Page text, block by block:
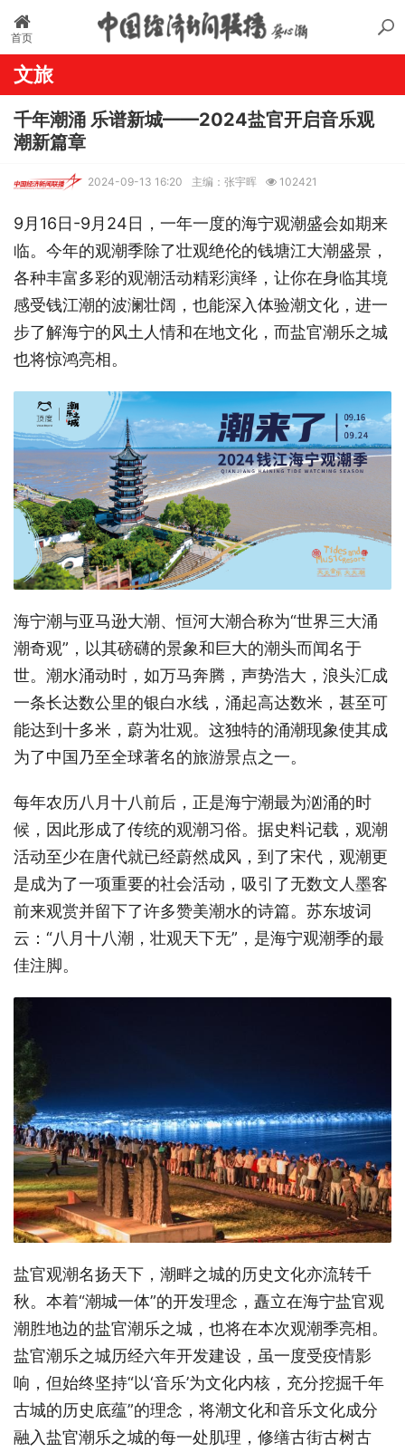
首页
文旅
千年潮涌 乐谱新城——2024盐官开启音乐观
潮新篇章
2024-09-13 16:20 主编：张宇晖 102421
9月16日-9月24日，一年一度的海宁观潮盛会如期来
临。今年的观潮季除了壮观绝伦的钱塘江大潮盛景，
各种丰富多彩的观潮活动精彩演绎，让你在身临其境
感受钱江潮的波澜壮阔，也能深入体验潮文化，进一
步了解海宁的风土人情和在地文化，而盐官潮乐之城
也将惊鸿亮相。
海宁潮与亚马逊大潮、恒河大潮合称为“世界三大涌
潮奇观”，以其磅礴的景象和巨大的潮头而闻名于
世。潮水涌动时，如万马奔腾，声势浩大，浪头汇成
一条长达数公里的银白水线，涌起高达数米，甚至可
能达到十多米，蔚为壮观。这独特的涌潮现象使其成
为了中国乃至全球著名的旅游景点之一。
每年农历八月十八前后，正是海宁潮最为汹涌的时
候，因此形成了传统的观潮习俗。据史料记载，观潮
活动至少在唐代就已经蔚然成风，到了宋代，观潮更
是成为了一项重要的社会活动，吸引了无数文人墨客
前来观赏并留下了许多赞美潮水的诗篇。苏东坡词
云：“八月十八潮，壮观天下无”，是海宁观潮季的最
佳注脚。
盐官观潮名扬天下，潮畔之城的历史文化亦流转千
秋。本着“潮城一体”的开发理念，矗立在海宁盐官观
潮胜地边的盐官潮乐之城，也将在本次观潮季亮相。
盐官潮乐之城历经六年开发建设，虽一度受疫情影
响，但始终坚持“以‘音乐’为文化内核，充分挖掘千年
古城的历史底蕴”的理念，将潮文化和音乐文化成分
融入盐官潮乐之城的每一处肌理，修缮古街古树古